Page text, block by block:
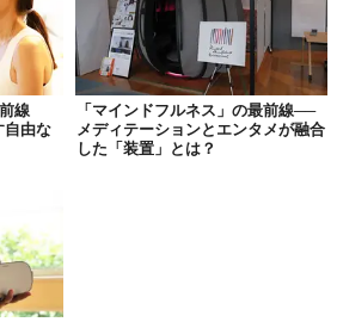
線
自由な
「マインドフルネス」の最前線──
メディテーションとエンタメが融合
した「装置」とは？